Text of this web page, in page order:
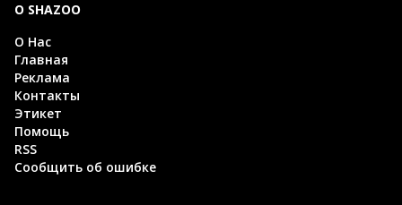
О SHAZOO
О Нас
Главная
Реклама
Контакты
Этикет
Помощь
RSS
Сообщить об ошибке